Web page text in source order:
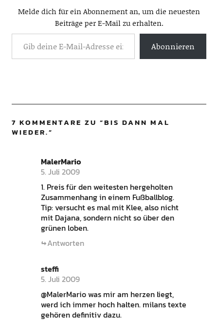
Melde dich für ein Abonnement an, um die neuesten
Beiträge per E-Mail zu erhalten.
Abonnieren
7 KOMMENTARE ZU “BIS DANN MAL
WIEDER.”
MalerMario
5. Juli 2009
1. Preis für den weitesten hergeholten
Zusammenhang in einem Fußballblog.
Tip: versucht es mal mit Klee, also nicht
mit Dajana, sondern nicht so über den
grünen loben.
Antworten
steffi
5. Juli 2009
@MalerMario was mir am herzen liegt,
werd ich immer hoch halten. milans texte
gehören definitiv dazu.